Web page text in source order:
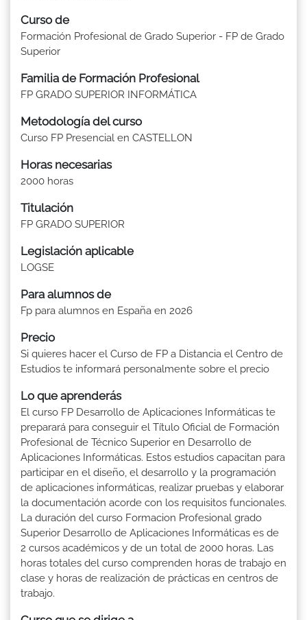
Curso de
Formación Profesional de Grado Superior - FP de Grado
Superior
Familia de Formación Profesional
FP GRADO SUPERIOR INFORMÁTICA
Metodología del curso
Curso FP Presencial en CASTELLON
Horas necesarias
2000 horas
Titulación
FP GRADO SUPERIOR
Legislación aplicable
LOGSE
Para alumnos de
Fp para alumnos en España en 2026
Precio
Si quieres hacer el Curso de FP a Distancia el Centro de
Estudios te informará personalmente sobre el precio
Lo que aprenderás
El curso FP Desarrollo de Aplicaciones Informáticas te
preparará para conseguir el Título Oficial de Formación
Profesional de Técnico Superior en Desarrollo de
Aplicaciones Informáticas. Estos estudios capacitan para
participar en el diseño, el desarrollo y la programación
de aplicaciones informáticas, realizar pruebas y elaborar
la documentación acorde con los requisitos funcionales.
La duración del curso Formacion Profesional grado
Superior Desarrollo de Aplicaciones Informáticas es de
2 cursos académicos y de un total de 2000 horas. Las
horas totales del curso comprenden horas de trabajo en
clase y horas de realización de prácticas en centros de
trabajo.